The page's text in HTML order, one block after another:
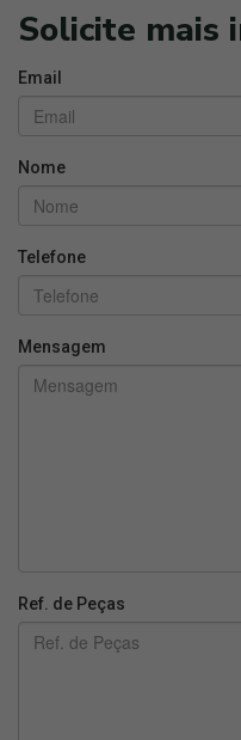
Solicite mais
Email
Nome
Telefone
Mensagem
Ref. de Peças